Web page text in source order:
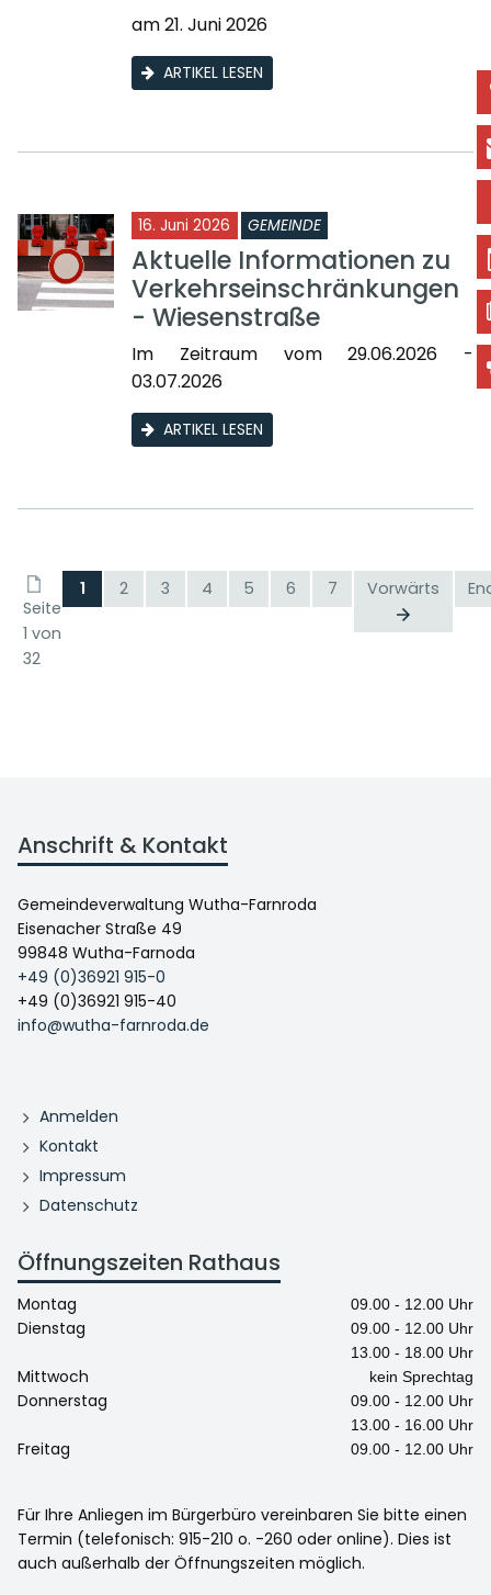
am 21. Juni 2026
ARTIKEL LESEN
16. Juni 2026 GEMEINDE
Aktuelle Informationen zu
Verkehrseinschränkungen
- Wiesenstraße
Im Zeitraum vom 29.06.2026 -
03.07.2026
ARTIKEL LESEN
Seite
1 von
32
1 2 3 4 5 6 7 Vorwärts
Anschrift & Kontakt
Gemeindeverwaltung Wutha-Farnroda
Eisenacher Straße 49
99848 Wutha-Farnoda
+49 (0)36921 915-0
+49 (0)36921 915-40
info@wutha-farnroda.de
Anmelden
Kontakt
Impressum
Datenschutz
Öffnungszeiten Rathaus
Montag 09.00 - 12.00 Uhr
Dienstag
09.00 - 12.00 Uhr
13.00 - 18.00 Uhr
Mittwoch kein Sprechtag
Donnerstag
09.00 - 12.00 Uhr
13.00 - 16.00 Uhr
Freitag 09.00 - 12.00 Uhr
Für Ihre Anliegen im Bürgerbüro vereinbaren Sie bitte einen
Termin (telefonisch: 915-210 o. -260 oder online). Dies ist
auch außerhalb der Öffnungszeiten möglich.